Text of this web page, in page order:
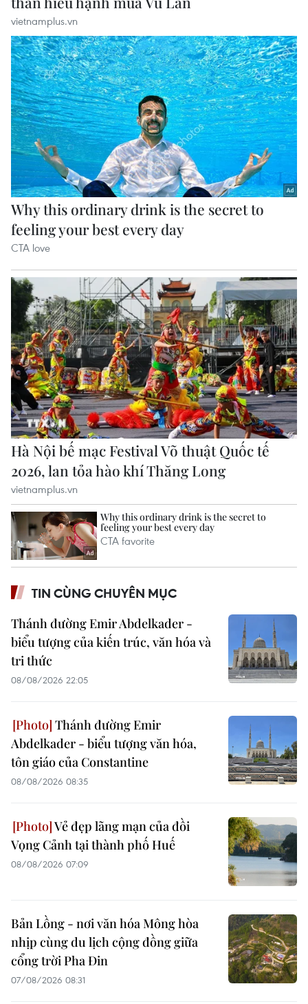
TIN CÙNG CHUYÊN MỤC
Thánh đường Emir Abdelkader -
biểu tượng của kiến trúc, văn hóa và
tri thức
08/08/2026 22:05
Thánh đường Emir
Abdelkader - biểu tượng văn hóa,
tôn giáo của Constantine
08/08/2026 08:35
Vẻ đẹp lãng mạn của đồi
Vọng Cảnh tại thành phố Huế
08/08/2026 07:09
Bản Lồng - nơi văn hóa Mông hòa
nhịp cùng du lịch cộng đồng giữa
cổng trời Pha Đin
07/08/2026 08:31